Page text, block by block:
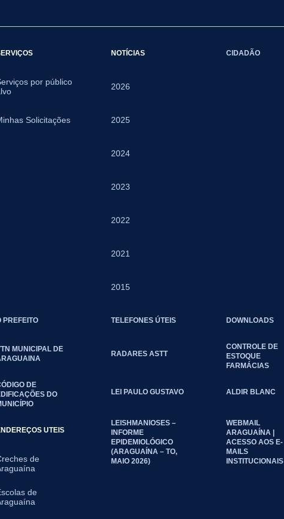
por público
Solicitações
NOTÍCIAS
2026
2025
2024
2023
2022
2021
2015
CIDADÃO
PREFEITO TELEFONES ÚTEIS DOWNLOADS
MUNICIPAL DE
RADARES ASTT
CONTROLE DE
ESTOQUE
FARMÁCIAS
DE
DO
LEI PAULO GUSTAVO ALDIR BLANC
UTEIS
de
de
LEISHMANIOSES –
INFORME
EPIDEMIOLÓGICO
(ARAGUAÍNA – TO,
MAIO 2026)
WEBMAIL
ARAGUAÍNA |
ACESSO AOS E-
MAILS
INSTITUCIONAIS